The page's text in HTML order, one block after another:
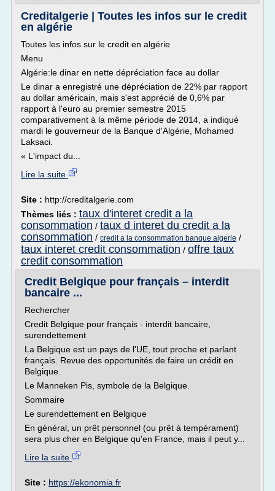
Creditalgerie | Toutes les infos sur le credit
en algérie
Toutes les infos sur le credit en algérie
Menu
Algérie:le dinar en nette dépréciation face au dollar
Le dinar a enregistré une dépréciation de 22% par rapport
au dollar américain, mais s'est apprécié de 0,6% par
rapport à l'euro au premier semestre 2015
comparativement à la même période de 2014, a indiqué
mardi le gouverneur de la Banque d'Algérie, Mohamed
Laksaci.
« L'impact du...
Lire la suite
Site : http://creditalgerie.com
Thèmes liés : taux d'interet credit a la
consommation / taux d interet du credit a la
consommation / credit a la consommation banque algerie /
taux interet credit consommation / offre taux
credit consommation
Credit Belgique pour français – interdit
bancaire ...
Rechercher
Credit Belgique pour français - interdit bancaire,
surendettement
La Belgique est un pays de l'UE, tout proche et parlant
français. Revue des opportunités de faire un crédit en
Belgique.
Le Manneken Pis, symbole de la Belgique.
Sommaire
Le surendettement en Belgique
En général, un prêt personnel (ou prêt à tempérament)
sera plus cher en Belgique qu'en France, mais il peut y...
Lire la suite
Site : https://ekonomia.fr